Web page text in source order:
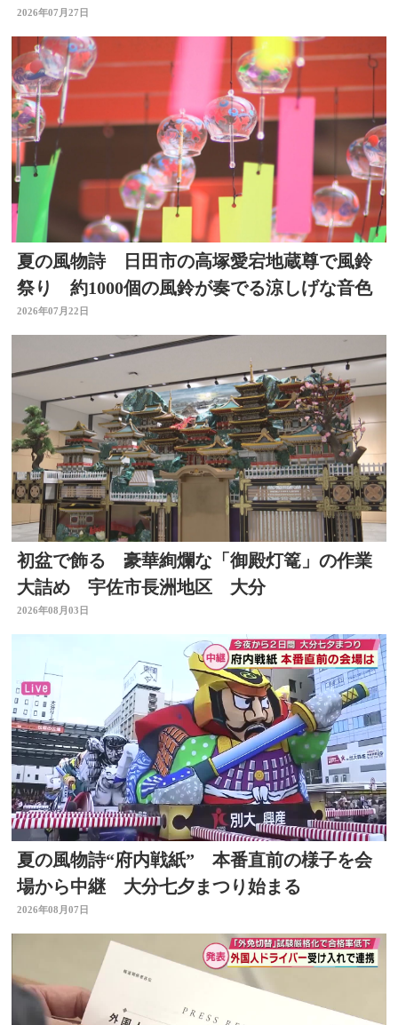
2026年07月27日
夏の風物詩 日田市の高塚愛宕地蔵尊で風鈴
祭り 約1000個の風鈴が奏でる涼しげな音色
2026年07月22日
初盆で飾る 豪華絢爛な「御殿灯篭」の作業
大詰め 宇佐市長洲地区 大分
2026年08月03日
夏の風物詩“府内戦紙” 本番直前の様子を会
場から中継 大分七夕まつり始まる
2026年08月07日